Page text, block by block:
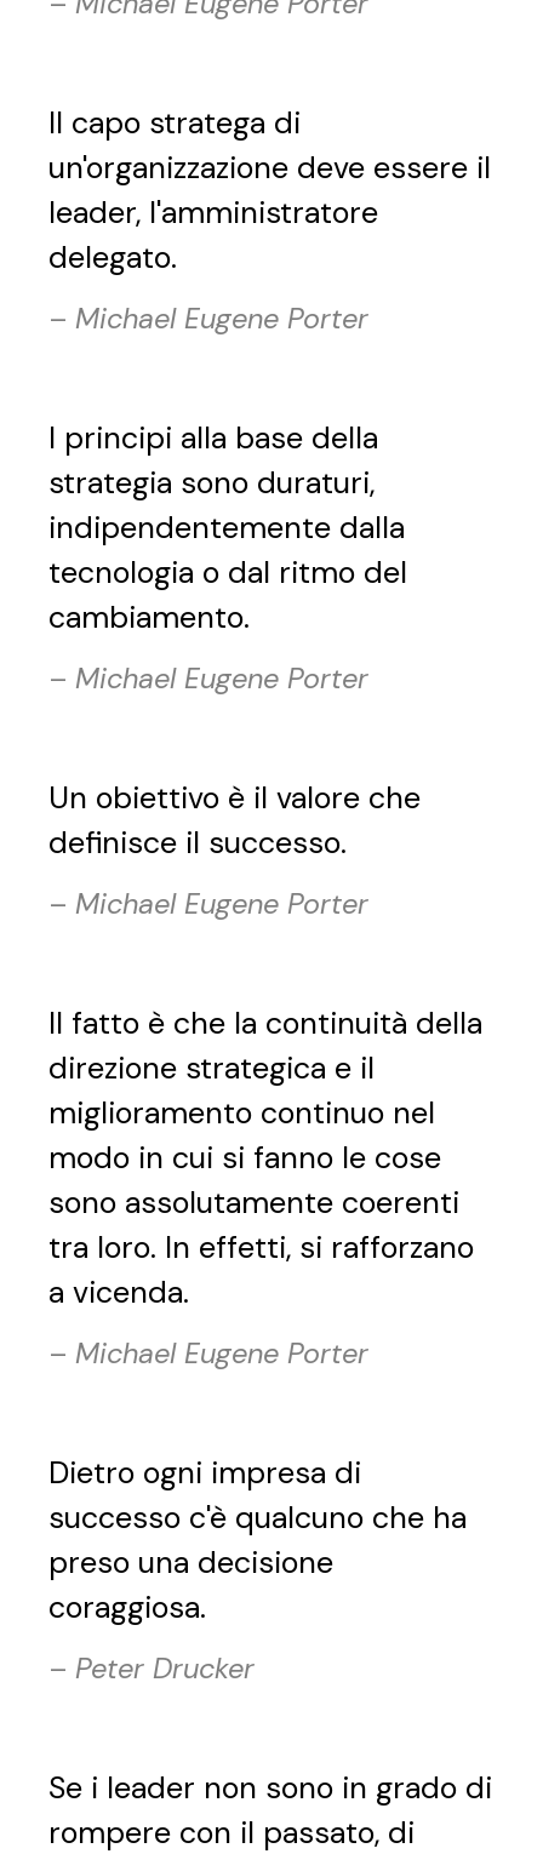
Il capo stratega di
un'organizzazione deve essere il
leader, l'amministratore
delegato.
– Michael Eugene Porter
I principi alla base della
strategia sono duraturi,
indipendentemente dalla
tecnologia o dal ritmo del
cambiamento.
– Michael Eugene Porter
Un obiettivo è il valore che
definisce il successo.
– Michael Eugene Porter
Il fatto è che la continuità della
direzione strategica e il
miglioramento continuo nel
modo in cui si fanno le cose
sono assolutamente coerenti
tra loro. In effetti, si rafforzano
a vicenda.
– Michael Eugene Porter
Dietro ogni impresa di
successo c'è qualcuno che ha
preso una decisione
coraggiosa.
– Peter Drucker
Se i leader non sono in grado di
rompere con il passato, di